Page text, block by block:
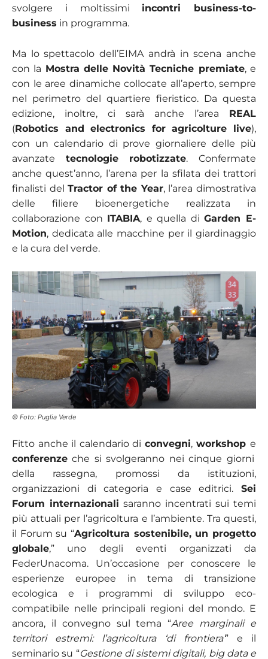
svolgere i moltissimi incontri business-to-
business in programma.
Ma lo spettacolo dell’EIMA andrà in scena anche
con la Mostra delle Novità Tecniche premiate, e
con le aree dinamiche collocate all’aperto, sempre
nel perimetro del quartiere fieristico. Da questa
edizione, inoltre, ci sarà anche l’area REAL
(Robotics and electronics for agricolture live),
con un calendario di prove giornaliere delle più
avanzate tecnologie robotizzate. Confermate
anche quest’anno, l’arena per la sfilata dei trattori
finalisti delTractor of the Year, l’area dimostrativa
delle filiere bioenergetiche realizzata in
collaborazione con ITABIA, e quella diGarden E-
Motion, dedicata alle macchine per il giardinaggio
e la cura del verde.
© Foto: Puglia Verde
Fitto anche il calendario di convegni,workshope
conferenze che si svolgeranno nei cinque giorni
della rassegna, promossi da istituzioni,
organizzazioni di categoria e case editrici. Sei
Forum internazionali saranno incentrati sui temi
più attuali per l’agricoltura e l’ambiente. Tra questi,
il Forum su “Agricoltura sostenibile, un progetto
globale,” uno degli eventi organizzati da
FederUnacoma. Un’occasione per conoscere le
esperienze europee in tema di transizione
ecologica e i programmi di sviluppo eco-
compatibile nelle principali regioni del mondo. E
ancora, il convegno sul tema “Aree marginali e
territori estremi: l’agricoltura ‘di frontiera’” e il
seminario su “Gestione di sistemi digitali, big data e